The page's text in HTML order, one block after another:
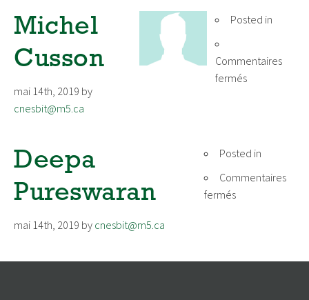
Michel
Cusson
mai 14th, 2019 by
cnesbit@m5.ca
Posted in
Commentaires
ferméssur
Deepa
Pureswaran
mai 14th, 2019 by cnesbit@m5.ca
Posted in
Commentaires
ferméssur